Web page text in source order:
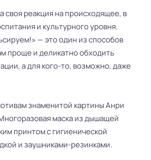
своя реакция на происходящее, в
и культурного уровня.
— это один из способов
проще и деликатно обходить
а для кого-то, возможно, даже
знаменитой картины Анри
маска из дышащей
принтом с гигиенической
и заушниками-резинками.